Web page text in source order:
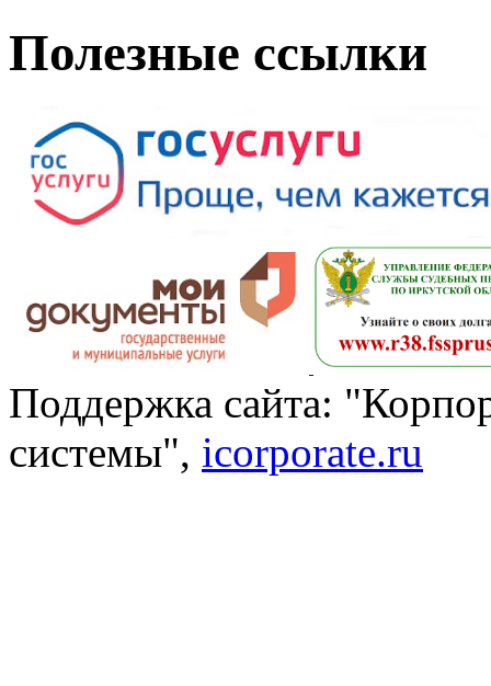
Полезные ссылки
Поддержка сайта:
системы", icorporate.ru